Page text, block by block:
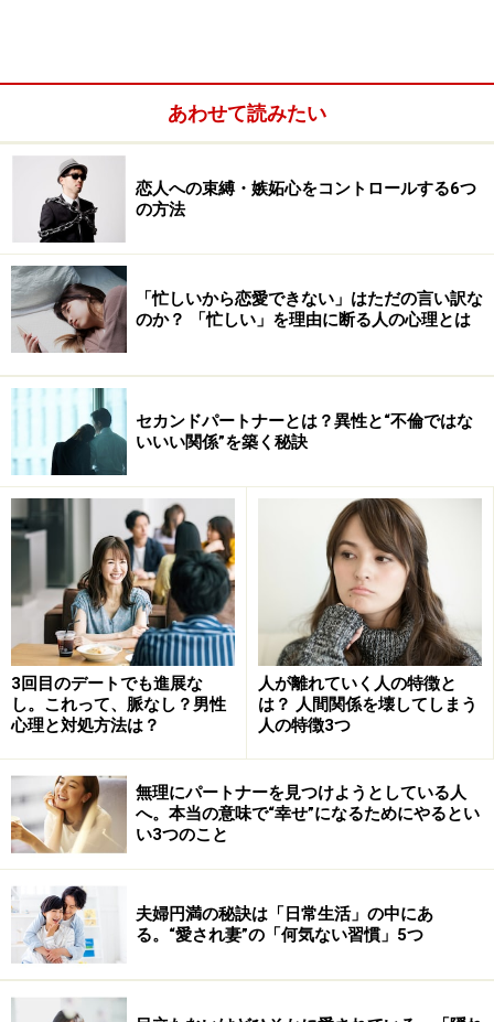
正直言うと、恋は無理してするものではありません。
また人それぞれに人生のタイミングがあるので、「今の
うちにやりたいことがある」「仕事を頑張りたい」とい
ったときは、焦る必要はありません。
むしろ今は仕事ややりたいことを頑張るときで、それを
やり遂げたときにこそ、良い縁が訪れることもあるから
です。
恋を掴むのに一番大切なのは、「恋をしたい！」という
気持ちです。
それがないと、どんな素敵な縁があっても、気が付かな
いからです。
Ａさん（３４歳）は、７年間、仕事に夢中で恋をしてい
ませんでした。でもそろそろ恋がしたくなり、友達から
誘われたお食事会（合コン）に行ってみました。する
と、タイプの人に出会い、一気に恋に落ちてしまいまし
た。今まで恋をしていなかったのが嘘のように、毎日の
「恋をしたい！」という気持ちが、恋を引き寄せたとい
っても過言ではありません。でも、家と仕事だけの往復
では、その縁を掴むのは難しくなってしまいます。
あわせて読みたい
恋人への束縛・嫉妬心をコントロールする6つ
の方法
「忙しいから恋愛できない」はただの言い訳な
のか？ 「忙しい」を理由に断る人の心理とは
セカンドパートナーとは？異性と“不倫ではな
いいい関係”を築く秘訣
3回目のデートでも進展な
し。これって、脈なし？男性
心理と対処方法は？
人が離れていく人の特徴と
は？ 人間関係を壊してしまう
人の特徴3つ
無理にパートナーを見つけようとしている人
へ。本当の意味で“幸せ”になるためにやるとい
い3つのこと
夫婦円満の秘訣は「日常生活」の中にあ
る。“愛され妻”の「何気ない習慣」5つ